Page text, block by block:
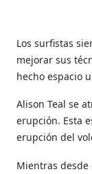
Los surfistas
mejorar sus
hecho espacio
Alison Teal se
erupción. Esta
erupción del
Mientras desde